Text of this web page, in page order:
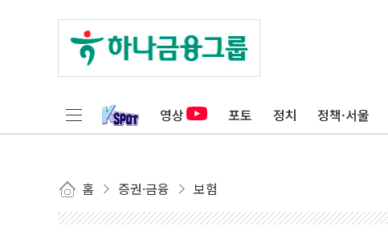
영상 포토 정치 정책·서울
홈 증권·금융 보험